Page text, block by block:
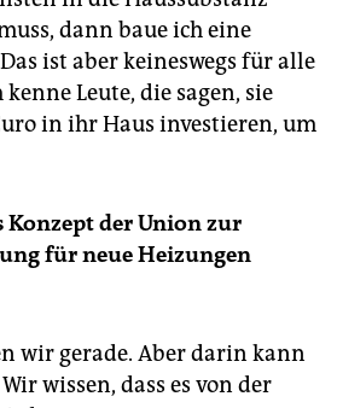
dann baue ich eine
ist aber keineswegs für alle
Leute, die sagen, sie
in ihr Haus investieren, um
Konzept der Union zur
für neue Heizungen
wir gerade. Aber darin kann
wissen, dass es von der